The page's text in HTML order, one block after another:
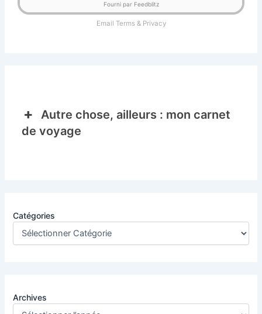
Fourni par Feedblitz
Email Terms& Privacy
Autre chose, ailleurs : mon carnet
de voyage
Catégories
Archives